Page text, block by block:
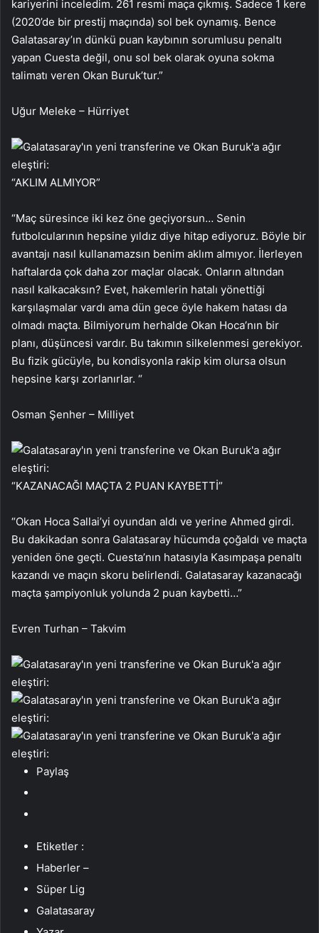
kariyerini inceledim. 261 resmi maça çıkmış. Sadece 1 kere
(2020’de bir prestij maçında) sol bek oynamış. Bence
Galatasaray’ın dünkü puan kaybının sorumlusu penaltı
yapan Cuesta değil, onu sol bek olarak oyuna sokma
talimatı veren Okan Buruk’tur.”
Uğur Meleke – Hürriyet
“AKLIM ALMIYOR”
“Maç süresince iki kez öne geçiyorsun… Senin
futbolcularının hepsine yıldız diye hitap ediyoruz. Böyle bir
avantajı nasıl kullanamazsın benim aklım almıyor. İlerleyen
haftalarda çok daha zor maçlar olacak. Onların altından
nasıl kalkacaksın? Evet, hakemlerin hatalı yönettiği
karşılaşmalar vardı ama dün gece öyle hakem hatası da
olmadı maçta. Bilmiyorum herhalde Okan Hoca’nın bir
planı, düşüncesi vardır. Bu takımın silkelenmesi gerekiyor.
Bu fizik gücüyle, bu kondisyonla rakip kim olursa olsun
hepsine karşı zorlanırlar. “
Osman Şenher – Milliyet
“KAZANACAĞI MAÇTA 2 PUAN KAYBETTİ”
“Okan Hoca Sallai’yi oyundan aldı ve yerine Ahmed girdi.
Bu dakikadan sonra Galatasaray hücumda çoğaldı ve maçta
yeniden öne geçti. Cuesta’nın hatasıyla Kasımpaşa penaltı
kazandı ve maçın skoru belirlendi. Galatasaray kazanacağı
maçta şampiyonluk yolunda 2 puan kaybetti…”
Evren Turhan – Takvim
Paylaş
Etiketler :
Haberler –
Süper Lig
Galatasaray